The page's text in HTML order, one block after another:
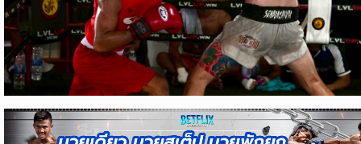
ข่าว
NBA
ข่าว
NFL